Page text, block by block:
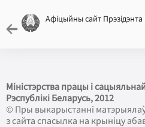
Афіцыйны сайт Прэзідэнта
Міністэрства працы і
Рэспублікі Беларусь, 2012
© Пры выкарыстанні
з сайта спасылка на крыніцу